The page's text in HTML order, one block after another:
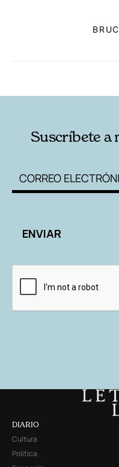
Suscríbete a
DIARIO
Cultura
Política